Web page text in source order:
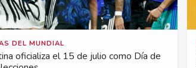
DEL MUNDIAL
oficializa el 15 de julio como Día de